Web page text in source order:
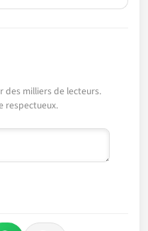
des milliers de lecteurs.
respectueux.